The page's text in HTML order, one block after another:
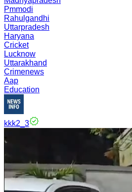
Pmmodi
Rahulgandhi
Uttarpradesh
Haryana
Cricket
Lucknow
Uttarakhand
Crimenews
Aap
Education
kkk2_3